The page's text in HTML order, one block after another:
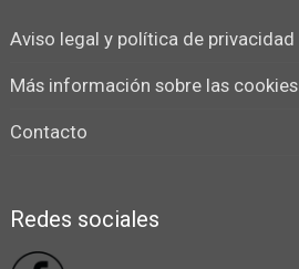
Aviso legal y política de privacidad
Más información sobre las cookies
Contacto
Redes sociales